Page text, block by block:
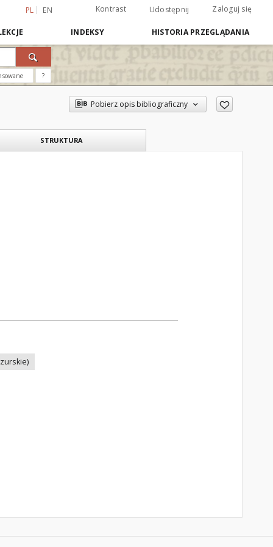
PL EN Kontrast Udostępnij Zaloguj się
INDEKSY HISTORIA PRZEGLĄDANIA
?
Pobierz opis bibliograficzny
STRUKTURA